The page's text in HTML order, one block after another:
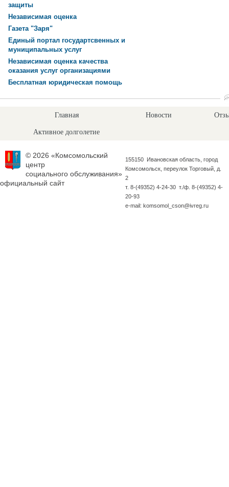
защиты
Независимая оценка
Газета "Заря"
Единый портал государтсвенных и
муниципальных услуг
Независимая оценка качества
оказания услуг организациями
Бесплатная юридическая помощь
Главная Новости
Активное долголетие
© 2026 «Комсомольский
центр
социального обслуживания»
официальный сайт
155150 Ивановская область, город
Комсомольск, переулок Торговый, д.
2
т. 8-(49352) 4-24-30 т./ф. 8-(49352) 4-
20-93
e-mail: komsomol_cson@ivreg.ru